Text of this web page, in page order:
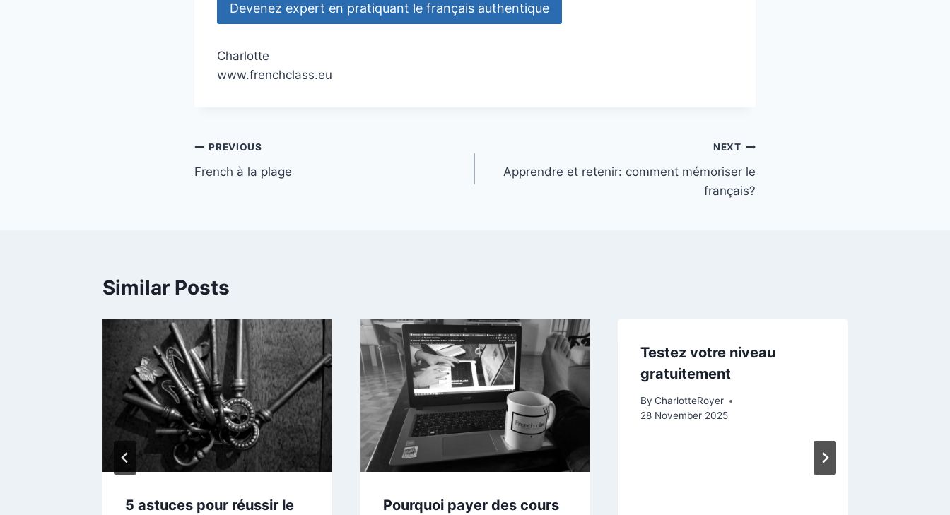
Devenez expert en pratiquant le français authentique
Charlotte
www.frenchclass.eu
Post
navigation
PREVIOUS
French à la plage
NEXT
Apprendre et retenir: comment mémoriser le
français?
Similar Posts
5 astuces pour réussir le
Pourquoi payer des cours
Testez votre niveau
gratuitement
By CharlotteRoyer
28 November 2025